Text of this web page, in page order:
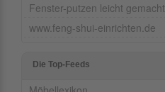
Fenster-putzen leicht gemacht
www.feng-shui-einrichten.de
Die Top-Feeds